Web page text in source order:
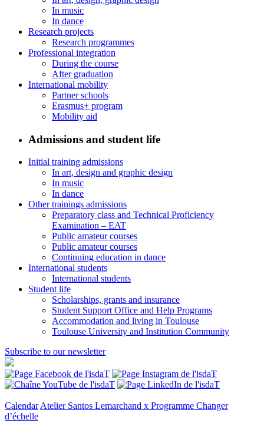
In music
In dance
Research projects
Research programmes
Professional integration
During the course
After graduation
International mobility
Partner schools
Erasmus+ program
Mobility aid
Admissions and student life
Initial training admissions
In art, design and graphic design
In music
In dance
Other trainings admissions
Preparatory class and Technical Proficiency
Examination – EAT
Public amateur courses
Public amateur courses
Continuing education in dance
International students
International students
Student life
Scholarships, grants and insurance
Student Support Office and Help Programs
Accommodation and living in Toulouse
Toulouse University and Institution Community
Subscribe to our newsletter
Calendar Atelier Santos Lemarchand x Programme Changer
d’échelle